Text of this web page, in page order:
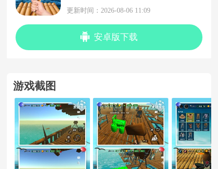
更新时间：2026-08-06 11:09
安卓版下载
游戏截图